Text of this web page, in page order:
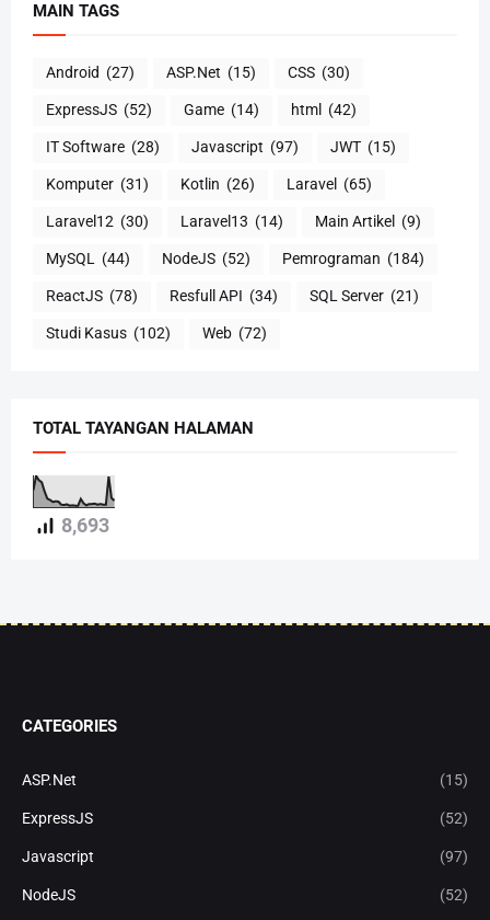
MAIN TAGS
Android (27) ASP.Net (15) CSS (30)
ExpressJS (52) Game (14) html (42)
IT Software (28) Javascript (97) JWT (15)
Komputer (31) Kotlin (26) Laravel (65)
Laravel12 (30) Laravel13 (14) Main Artikel (9)
MySQL (44) NodeJS (52) Pemrograman (184)
ReactJS (78) Resfull API (34) SQL Server (21)
Studi Kasus (102) Web (72)
TOTAL TAYANGAN HALAMAN
8,693
CATEGORIES
ASP.Net (15)
ExpressJS (52)
Javascript (97)
NodeJS (52)